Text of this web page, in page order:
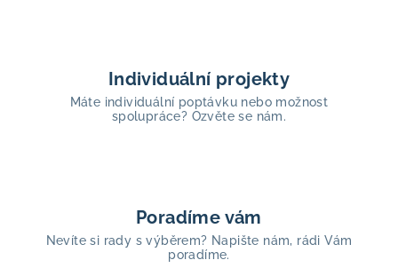
Individuální projekty
Máte individuální poptávku nebo možnost
spolupráce? Ozvěte se nám.
Poradíme vám
Nevíte si rady s výběrem? Napište nám, rádi Vám
poradíme.